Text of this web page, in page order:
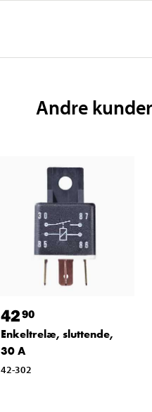
Andre
4290
Enkeltrelæ, sluttende,
30 A
42-302